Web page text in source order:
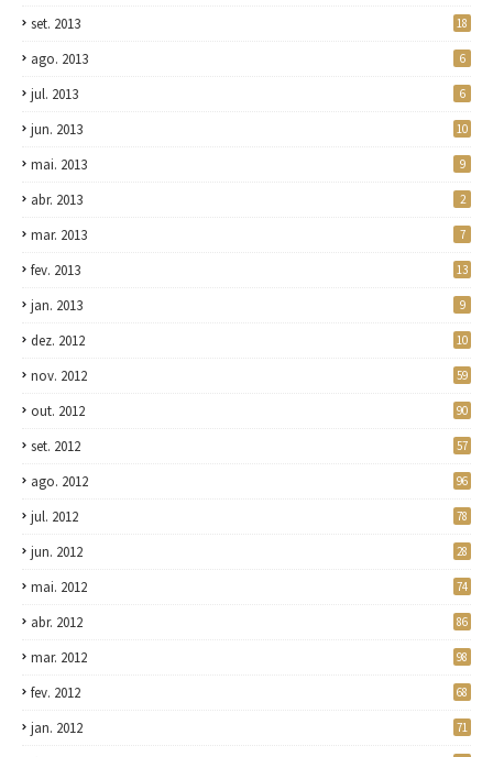
set. 2013 18
ago. 2013 6
jul. 2013 6
jun. 2013 10
mai. 2013 9
abr. 2013 2
mar. 2013 7
fev. 2013 13
jan. 2013 9
dez. 2012 10
nov. 2012 59
out. 2012 90
set. 2012 57
ago. 2012 96
jul. 2012 78
jun. 2012 28
mai. 2012 74
abr. 2012 86
mar. 2012 98
fev. 2012 68
jan. 2012 71